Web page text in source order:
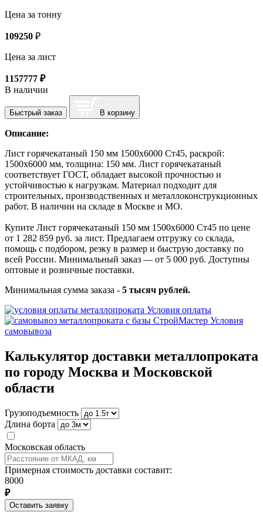
Цена за тонну
109250 ₽
Цена за лист
1157777 ₽
В наличии
Быстрый заказ В корзину
Описание:
Лист горячекатаный 150 мм 1500х6000 Ст45, раскрой:
1500х6000 мм, толщина: 150 мм. Лист горячекатаный
соответствует ГОСТ, обладает высокой прочностью и
устойчивостью к нагрузкам. Материал подходит для
строительных, производственных и металлоконструкционных
работ. В наличии на складе в Москве и МО.
Купите Лист горячекатаный 150 мм 1500х6000 Ст45 по цене
от 1 282 859 руб. за лист. Предлагаем отгрузку со склада,
помощь с подбором, резку в размер и быструю доставку по
всей России. Минимальный заказ — от 5 000 руб. Доступны
оптовые и розничные поставки.
Минимальная сумма заказа - 5 тысяч рублей.
Условия оплаты
Условия
самовывоза
Калькулятор доставки металлопроката
по городу Москва и Московской
области
Грузоподъемность
Длина борта
Московская область
Примерная стоимость доставки составит:
8000
₽
Оставить заявку